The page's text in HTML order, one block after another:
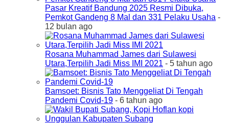
Pasar Kreatif Bandung 2025 Resmi Dibuka,
Pemkot Gandeng 8 Mal dan 331 Pelaku Usaha -
12 bulan ago
Rosana Muhammad James dari Sulawesi
Utara,Terpilih Jadi Miss IMI 2021 - 5 tahun ago
Bamsoet: Bisnis Tato Menggeliat Di Tengah
Pandemi Covid-19 - 6 tahun ago